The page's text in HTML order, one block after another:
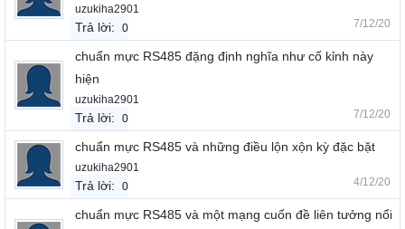
uzukiha2901
Trả lời: 0 7/12/20
chuẩn mực RS485 đặng định nghĩa như cố kỉnh này
hiện
uzukiha2901
Trả lời: 0 7/12/20
chuẩn mực RS485 và những điều lộn xộn kỳ đặc bặt
uzukiha2901
Trả lời: 0 4/12/20
chuẩn mực RS485 và một mạng cuốn đề liên tưởng nổi